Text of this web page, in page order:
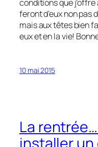
conditions que
feront d’eux non pas
mais aux têtes bien
eux et en la vie!
10 mai 2015
La